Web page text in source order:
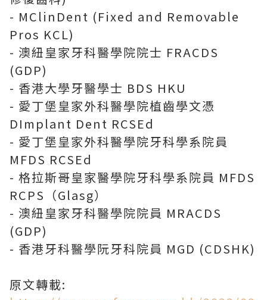
- MClinDent (Fixed and Removable
Pros KCL)
- 澳紐皇家牙科醫學院院士 FRACDS
(GDP)
- 香港大學牙醫學士 BDS HKU
- 愛丁堡皇家外科醫學院植齒學文憑
DImplant Dent RCSEd
- 愛丁堡皇家外科醫學院牙科學系院員
MFDS RCSEd
- 格拉斯哥皇家醫學院牙科學系院員 MFDS
RCPS（Glasg）
- 澳紐皇家牙科醫學院院員 MRACDS
(GDP)
- 香港牙科醫學阮牙科院員 MGD (CDSHK)
原文轉載: